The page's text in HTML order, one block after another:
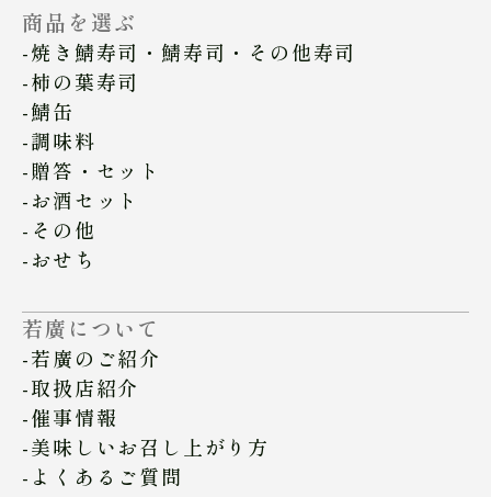
商品を選ぶ
焼き鯖寿司・鯖寿司・その他寿司
柿の葉寿司
鯖缶
調味料
贈答・セット
お酒セット
その他
おせち
若廣について
若廣のご紹介
取扱店紹介
催事情報
美味しいお召し上がり方
よくあるご質問